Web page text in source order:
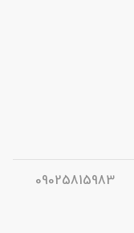
09025815983